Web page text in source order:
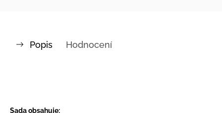
Popis Hodnocení
Sada obsahuje: